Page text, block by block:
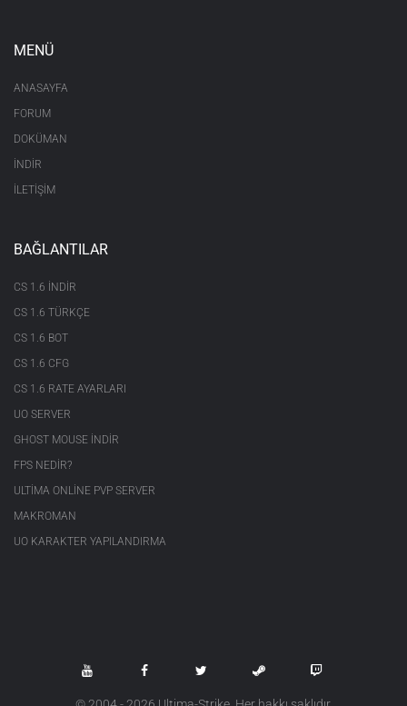
MENÜ
ANASAYFA
FORUM
DOKÜMAN
İNDİR
İLETİŞİM
BAĞLANTILAR
CS 1.6 INDIR
CS 1.6 TÜRKÇE
CS 1.6 BOT
CS 1.6 CFG
CS 1.6 RATE AYARLARI
UO SERVER
GHOST MOUSE INDIR
FPS NEDIR?
ULTIMA ONLINE PVP SERVER
MAKROMAN
UO KARAKTER YAPILANDIRMA